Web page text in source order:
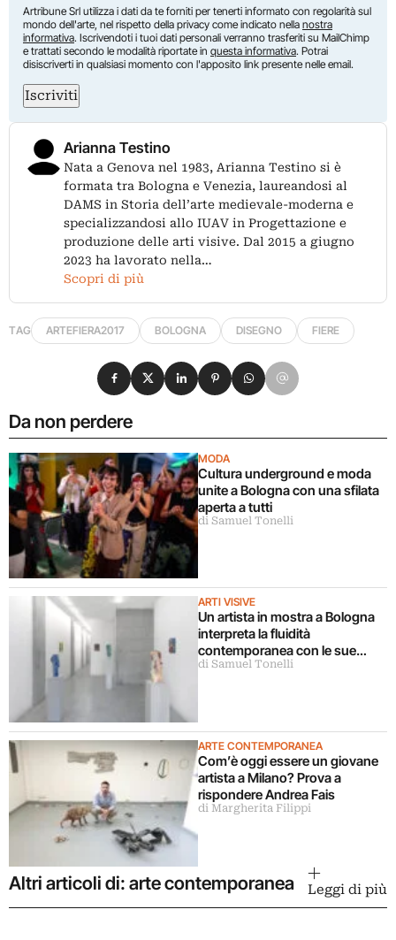
Artribune Srl utilizza i dati da te forniti per tenerti informato con regolarità sul
mondo dell'arte, nel rispetto della privacy come indicato nella nostra
informativa. Iscrivendoti i tuoi dati personali verranno trasferiti su MailChimp
e trattati secondo le modalità riportate in questa informativa. Potrai
disiscriverti in qualsiasi momento con l'apposito link presente nelle email.
Iscriviti
Arianna Testino
Nata a Genova nel 1983, Arianna Testino si è
formata tra Bologna e Venezia, laureandosi al
DAMS in Storia dell’arte medievale-moderna e
specializzandosi allo IUAV in Progettazione e
produzione delle arti visive. Dal 2015 a giugno
2023 ha lavorato nella…
Scopri di più
TAG ARTEFIERA2017 BOLOGNA DISEGNO FIERE
Da non perdere
MODA
Cultura underground e moda
unite a Bologna con una sfilata
aperta a tutti
di Samuel Tonelli
ARTI VISIVE
Un artista in mostra a Bologna
interpreta la fluidità
contemporanea con le sue
sculture
di Samuel Tonelli
ARTE CONTEMPORANEA
Com’è oggi essere un giovane
artista a Milano? Prova a
rispondere Andrea Fais
di Margherita Filippi
Condividi su Facebook
Condividi su X
Condividi su LinkedIn
Condividi su Pinterest
Condividi su WhatsApp
Condividi su Email
Altri articoli di: arte contemporanea Leggi di più